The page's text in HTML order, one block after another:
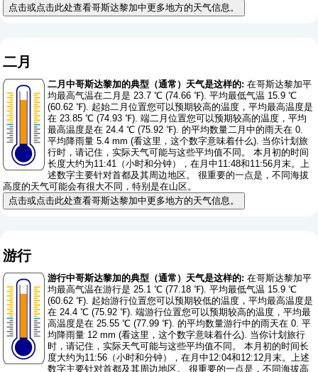
点击或点击此处查看哥斯达黎加中更多地方的天气信息。
二月
二月中哥斯达黎加的典型（通常）天气是这样的: 在哥斯达黎加平
均最高气温在二月是 23.7 ℃ (74.66 ℉). 平均最低气温 15.9 ℃
(60.62 ℉). 起始二月位置您可以预期较高的温度，平均最高温度是
在 23.85 ℃ (74.93 ℉). 端二月位置您可以预期较高的温度，平均
最高温度是在 24.4 ℃ (75.92 ℉). 的平均数量二月中的雨天在 0.
平均降雨量 5.4 mm (看这里，这个数字意味着什么). 当你计划旅
行时，请记住，实际天气可能与这些平均值不同。 本月初的时间
长度大约为11:41（小时和分钟），在月中11:48和11:56月末。上
述数字主要针对首都及其周边地区。 很重要的一点是，不同海拔
高度的天气可能会有很大不同，特别是在山区。
点击或点击此处查看哥斯达黎加中更多地方的天气信息。
游行
游行中哥斯达黎加的典型（通常）天气是这样的: 在哥斯达黎加平
均最高气温在游行是 25.1 ℃ (77.18 ℉). 平均最低气温 15.9 ℃
(60.62 ℉). 起始游行位置您可以预期较低的温度，平均最高温度是
在 24.4 ℃ (75.92 ℉). 端游行位置您可以预期较高的温度，平均最
高温度是在 25.55 ℃ (77.99 ℉). 的平均数量游行中的雨天在 0. 平
均降雨量 12 mm (看这里，这个数字意味着什么). 当你计划旅行
时，请记住，实际天气可能与这些平均值不同。 本月初的时间长
度大约为11:56（小时和分钟），在月中12:04和12:12月末。上述
数字主要针对首都及其周边地区。 很重要的一点是，不同海拔高